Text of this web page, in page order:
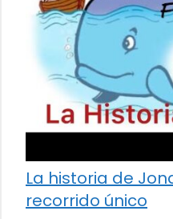
La historia de
recorrido único